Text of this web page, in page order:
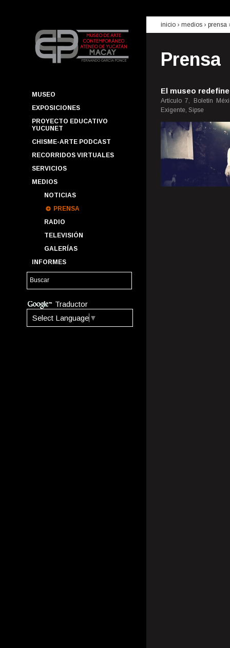
MUSEO
EXPOSICIONES
PROYECTO EDUCATIVO
YUCUNET
CHISME-ARTE PODCAST
RECORRIDOS VIRTUALES
SERVICIOS
MEDIOS
NOTICIAS
PRENSA
RADIO
TELEVISIÓN
GALERÍAS
INFORMES
Traductor
Select Language ▼
inicio › medios › prensa
Prensa
El museo
Artículo 7, Boletín
Exigente, Sipse